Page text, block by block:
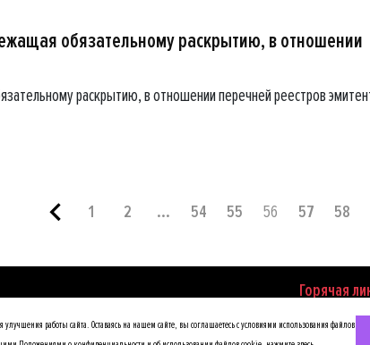
обязательному раскрытию, в отношении
раскрытию, в отношении перечней реестров
1 2 ... 54 55 56 57 58
Горячая
по
работы сайта. Оставаясь на нашем сайте, вы соглашаетесь с условиями использования файлов